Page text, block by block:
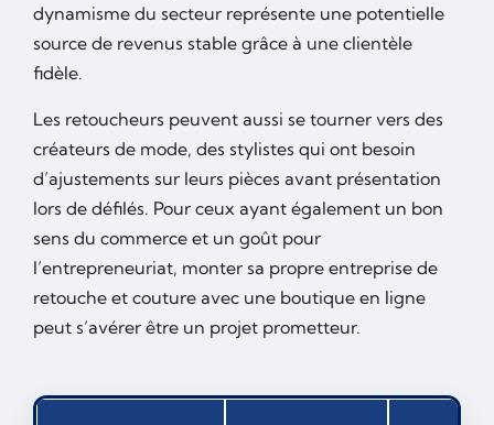
dynamisme du secteur représente une potentielle
source de revenus stable grâce à une clientèle
fidèle.
Les retoucheurs peuvent aussi se tourner vers des
créateurs de mode, des stylistes qui ont besoin
d’ajustements sur leurs pièces avant présentation
lors de défilés. Pour ceux ayant également un bon
sens du commerce et un goût pour
l’entrepreneuriat, monter sa propre entreprise de
retouche et couture avec une boutique en ligne
peut s’avérer être un projet prometteur.